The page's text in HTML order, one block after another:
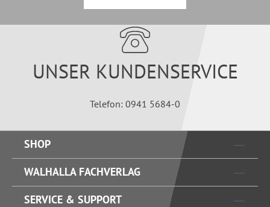
UNSER KUNDENSERVICE
Telefon: 0941 5684-0
SHOP
WALHALLA FACHVERLAG
SERVICE & SUPPORT